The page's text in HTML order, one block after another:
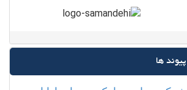
پیوند ها